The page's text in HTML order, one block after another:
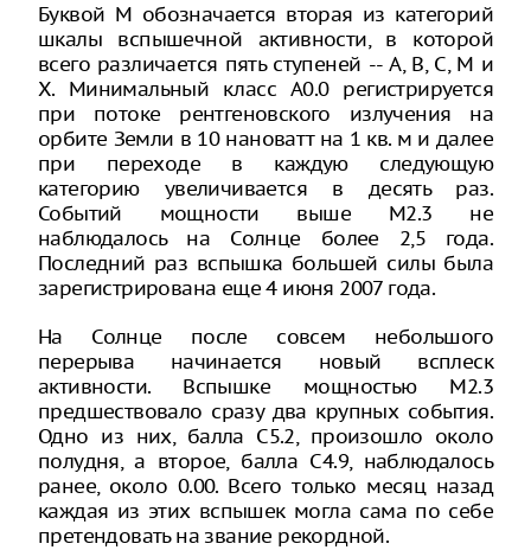
Буквой M обозначается вторая из категорий
шкалы вспышечной активности, в которой
всего различается пять ступеней -- A, B, C, M и
X. Минимальный класс A0.0 регистрируется
при потоке рентгеновского излучения на
орбите Земли в 10 нановатт на 1 кв. м и далее
при переходе в каждую следующую
категорию увеличивается в десять раз.
Событий мощности выше M2.3 не
наблюдалось на Солнце более 2,5 года.
Последний раз вспышка большей силы была
зарегистрирована еще 4 июня 2007 года.
На Солнце после совсем небольшого
перерыва начинается новый всплеск
активности. Вспышке мощностью M2.3
предшествовало сразу два крупных события.
Одно из них, балла C5.2, произошло около
полудня, а второе, балла C4.9, наблюдалось
ранее, около 0.00. Всего только месяц назад
каждая из этих вспышек могла сама по себе
претендовать на звание рекордной.